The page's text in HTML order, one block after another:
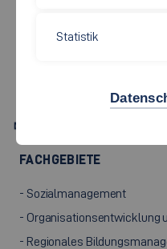
FACHGEBIETE
- Sozialmanagement
- Organisationsentwicklung
- Regionales
Statistik